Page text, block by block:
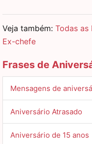
Veja também: Todas as
Ex-chefe
Frases de
Mensagens de
Aniversário Atrasado
Aniversário de 15 anos